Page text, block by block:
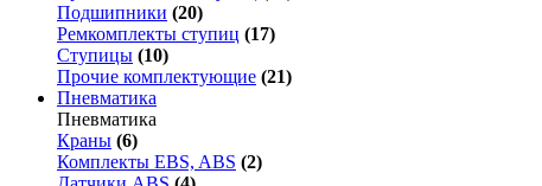
Подшипники (20)
Ремкомплекты ступиц (17)
Ступицы (10)
Прочие комплектующие (21)
Пневматика
Пневматика
Краны (6)
Комплекты EBS, ABS (2)